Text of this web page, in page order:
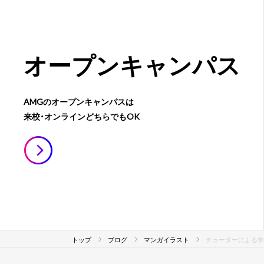
オープンキャンパス
AMGのオープンキャンパスは
来校・オンラインどちらでもOK
トップ ブログ マンガイラスト チューターによる